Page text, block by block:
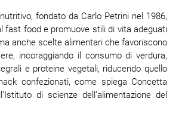
fondato da Carlo Petrini nel 1986,
fast food e promuove stili di vita adeguati
anche scelte alimentari che favoriscono
incoraggiando il consumo di verdura,
e proteine vegetali, riducendo quello
confezionati, come spiega Concetta
di scienze dell’alimentazione del